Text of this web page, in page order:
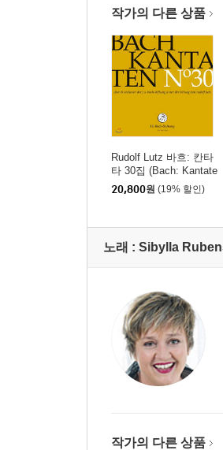
작가의 다른 상품
Rudolf Lutz 바흐: 칸타
타 30집 (Bach: Kantate
n Vol. 30 BWV.55, 68,
105)
20,800원 (19% 할인)
노래 : Sibylla
작가의 다른 상품